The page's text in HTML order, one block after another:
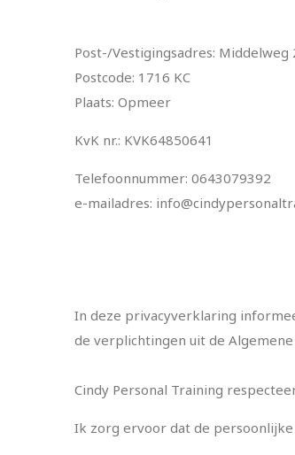
Post-/Vestigingsadres: Middelweg
Postcode: 1716 KC
Plaats: Opmeer
KvK nr.: KVK64850641
Telefoonnummer: 0643079392
e-mailadres:
In deze privacyverklaring
de verplichtingen uit de
Cindy Personal Training
Ik zorg ervoor dat de